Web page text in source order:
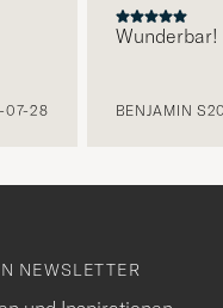
07-28
Wunderbar!
BENJAMIN S
NEWSLETTER